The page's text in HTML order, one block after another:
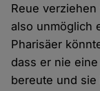
Reue
also unmöglich
Pharisäer
dass er nie
bereute und